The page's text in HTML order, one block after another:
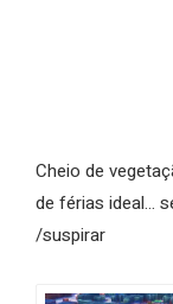
Cheio de
de férias ideal…
/suspirar